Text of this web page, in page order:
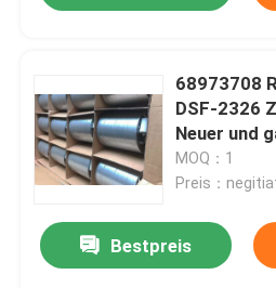
68973708
DSF-2326
Neuer und
MOQ：1
Preis：
Bestpreis